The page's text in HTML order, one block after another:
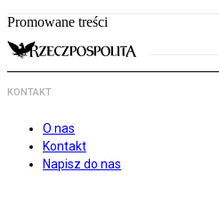
Promowane treści
KONTAKT
O nas
Kontakt
Napisz do nas